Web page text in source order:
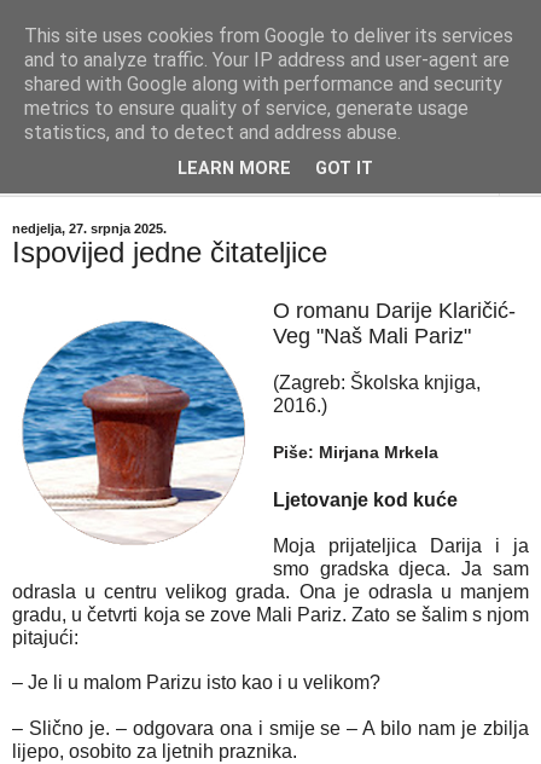
"Kvaka"
Časopis za književnost ISSN 2459-5632
nedjelja, 27. srpnja 2025.
Ispovijed jedne čitateljice
O romanu Darije Klaričić-
Veg "Naš Mali Pariz"
(Zagreb: Školska knjiga,
2016.)
Piše: Mirjana Mrkela
Ljetovanje kod kuće
Moja prijateljica Darija i ja
smo gradska djeca. Ja sam
odrasla u centru velikog grada. Ona je odrasla u manjem
gradu, u četvrti koja se zove Mali Pariz. Zato se šalim s njom
pitajući:
– Je li u malom Parizu isto kao i u velikom?
– Slično je. – odgovara ona i smije se – A bilo nam je zbilja
lijepo, osobito za ljetnih praznika.
This site uses cookies from Google to deliver its services
and to analyze traffic. Your IP address and user-agent are
shared with Google along with performance and security
metrics to ensure quality of service, generate usage
statistics, and to detect and address abuse.
LEARN MORE GOT IT